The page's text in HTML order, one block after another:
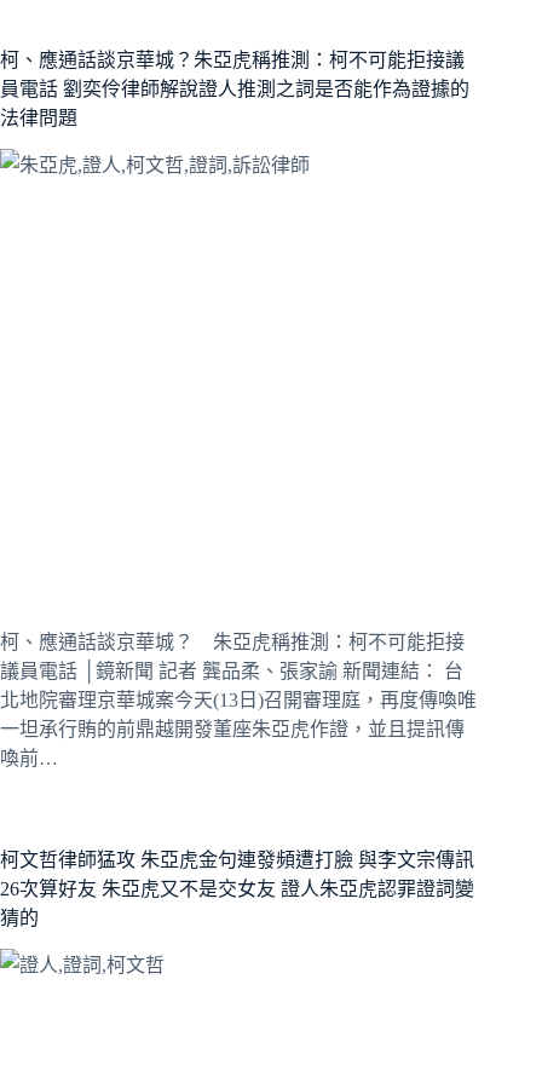
柯、應通話談京華城？朱亞虎稱推測：柯不可能拒接議
員電話 劉奕伶律師解說證人推測之詞是否能作為證據的
法律問題
柯、應通話談京華城？ 朱亞虎稱推測：柯不可能拒接
議員電話 │鏡新聞 記者 龔品柔、張家諭 新聞連結： 台
北地院審理京華城案今天(13日)召開審理庭，再度傳喚唯
一坦承行賄的前鼎越開發董座朱亞虎作證，並且提訊傳
喚前…
柯文哲律師猛攻 朱亞虎金句連發頻遭打臉 與李文宗傳訊
26次算好友 朱亞虎又不是交女友 證人朱亞虎認罪證詞變
猜的